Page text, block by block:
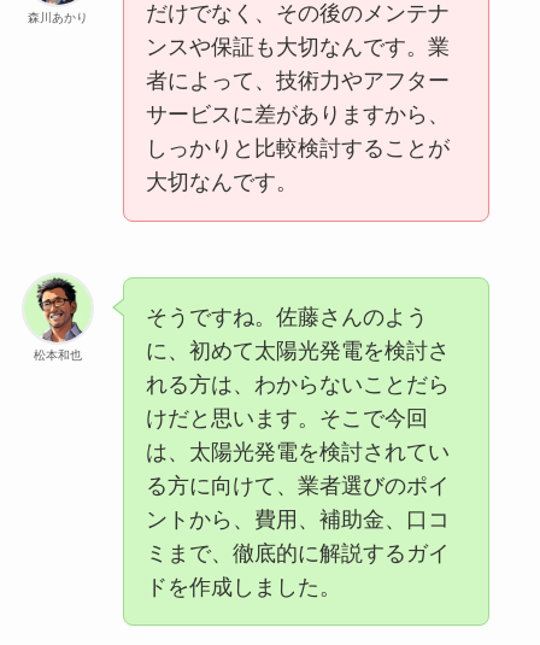
森川あかり
だけでなく、その後のメンテナ
ンスや保証も大切なんです。業
者によって、技術力やアフター
サービスに差がありますから、
しっかりと比較検討することが
大切なんです。
松本和也
そうですね。佐藤さんのよう
に、初めて太陽光発電を検討さ
れる方は、わからないことだら
けだと思います。そこで今回
は、太陽光発電を検討されてい
る方に向けて、業者選びのポイ
ントから、費用、補助金、口コ
ミまで、徹底的に解説するガイ
ドを作成しました。